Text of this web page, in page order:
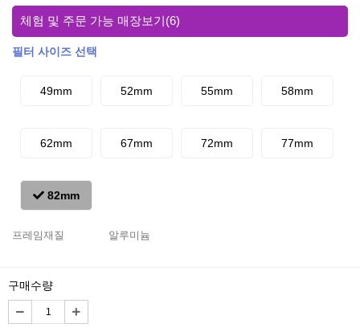
체험 및 주문 가능 매장보기(6)
필터 사이즈 선택
49mm 52mm 55mm 58mm
62mm 67mm 72mm 77mm
82mm
프레임재질 알루미늄
구매수량